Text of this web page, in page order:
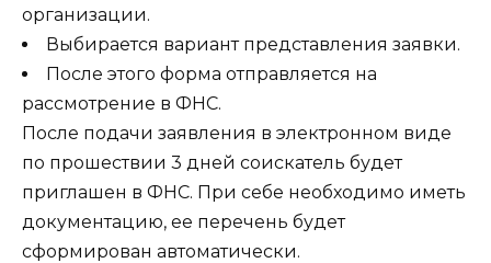
организации.
Выбирается вариант представления заявки.
После этого форма отправляется на
рассмотрение в ФНС.
После подачи заявления в электронном виде
по прошествии 3 дней соискатель будет
приглашен в ФНС. При себе необходимо иметь
документацию, ее перечень будет
сформирован автоматически.